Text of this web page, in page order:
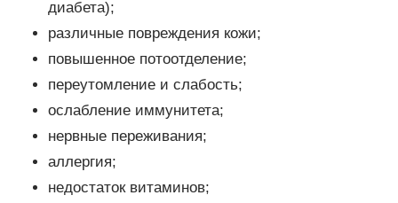
диабета);
различные повреждения кожи;
повышенное потоотделение;
переутомление и слабость;
ослабление иммунитета;
нервные переживания;
аллергия;
недостаток витаминов;